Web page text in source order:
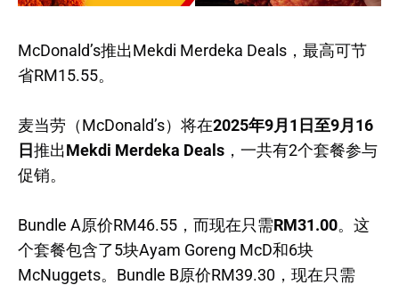
McDonald’s推出Mekdi Merdeka Deals，最高可节
省RM15.55。
麦当劳（McDonald’s）将在2025年9月1日至9月16
日推出Mekdi Merdeka Deals ，一共有2个套餐参与
促销。
Bundle A原价RM46.55，而现在只需RM31.00。这
个套餐包含了5块Ayam Goreng McD和6块
McNuggets。Bundle B原价RM39.30，现在只需